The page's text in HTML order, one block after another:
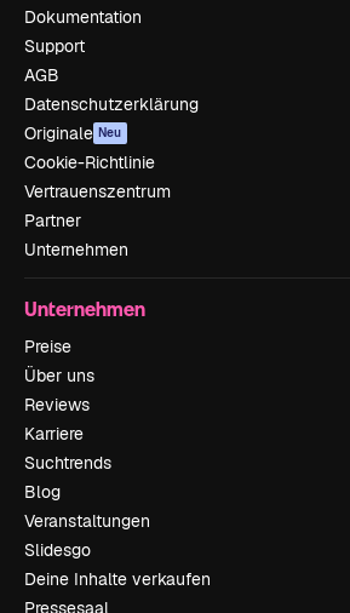
Dokumentation
Support
AGB
Datenschutzerklärung
Originale Neu
Cookie-Richtlinie
Vertrauenszentrum
Partner
Unternehmen
Unternehmen
Preise
Über uns
Reviews
Karriere
Suchtrends
Blog
Veranstaltungen
Slidesgo
Deine Inhalte verkaufen
Pressesaal